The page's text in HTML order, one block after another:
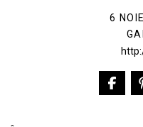
6